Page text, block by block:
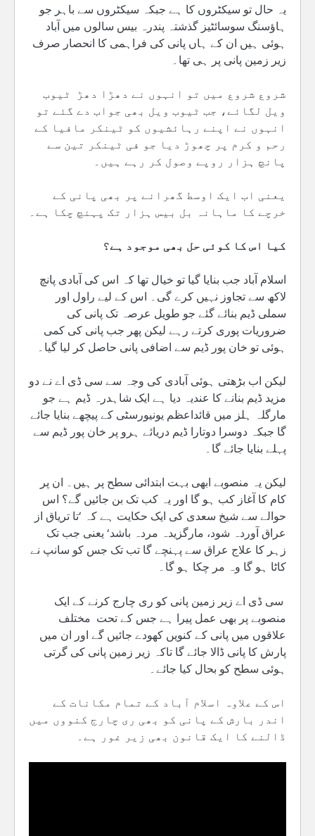
یہ حال تو سیکٹروں کا ہے جبکہ سیکٹروں سے باہر جو
ہاؤسنگ سوسائٹیز گذشتہ پندرہ بیس سالوں میں آباد
ہوئی ہیں ان کے ہاں پانی کی فراہمی کا انحصار صرف
زیر زمین پانی پر ہی تھا۔
شروع شروع میں تو انہوں نے دھڑا دھڑ ٹیوب
ویل لگائے، جب ٹیوب ویل بھی جواب دے گئے تو
انہوں نے اپنے رہائشیوں کو ٹینکر مافیا کے
رحم و کرم پر چھوڑ دیا جو فی ٹینکر تین سے
پانچ ہزار روپے وصول کر رہے ہیں۔
یعنی اب ایک اوسط گھرانے پر بھی پانی کے
خرچے کا ماہانہ بل بیس ہزار تک پہنچ چکا ہے۔
کیا اس کا کوئی حل بھی موجود ہے؟
اسلام آباد جب بنایا گیا تو خیال تھا کہ اس کی آبادی پانچ
لاکھ سے تجاوز نہیں کرے گی۔ اس کے لیے راول اور
سملی ڈیم بنائے گئے جو طویل عرصہ تک پانی کی
ضروریات پوری کرتے رہے لیکن پھر جب پانی کی کمی
ہوئی تو خان پور ڈیم سے اضافی پانی حاصل کر لیا گیا۔
لیکن اب بڑھتی ہوئی آبادی کی وجہ سے سی ڈی اے نے دو
مزید ڈیم بنانے کا عندیہ دیا ہے ایک شاہدرہ ڈیم ہے جو
مارگلہ ہلز میں قائداعظم یونیورسٹی کے پیچھے بنایا جائے
گا جبکہ دوسرا دوتارا ڈیم دریائے ہرو پر خان پور ڈیم سے
پہلے بنایا جائے گا۔
لیکن یہ منصوبے ابھی بہت ابتدائی سطح پر ہیں۔ ان پر
کام کا آغاز کب ہو گا اور یہ کب تک بن جائیں گے؟ اس
حوالے سے شیخ سعدی کی ایک حکایت ہے کہ ’تا تریاق از
عراق آوردہ شود، مارگزیدہ مردہ باشد‘ یعنی جب تک
زہر کا علاج عراق سے پہنچے گا تب تک جس کو سانپ نے
کاٹا ہو گا وہ مر چکا ہو گا۔
سی ڈی اے زیر زمین پانی کو ری چارج کرنے کے ایک
منصوبے پر بھی عمل پیرا ہے جس کے تحت مختلف
علاقوں میں پانی کے کنویں کھودے جائیں گے اور ان میں
پارش کا پانی ڈالا جائے گا تاکہ زیر زمین پانی کی گرتی
ہوئی سطح کو بحال کیا جائے۔
اس کے علاوہ اسلام آباد کے تمام مکانات کے
اندر بارش کے پانی کو بھی ری چارج کنووں میں
ڈالنے کا ایک قانون بھی زیر غور ہے۔